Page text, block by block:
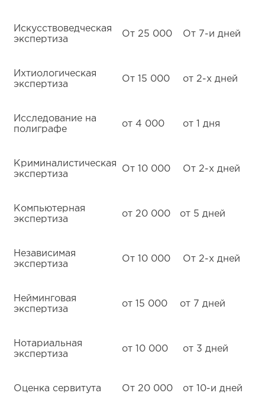
Искусствоведческая
экспертиза
От 25 000 От 7-и дней
Ихтиологическая
экспертиза
От 15 000 от 2-х дней
Исследование на
полиграфе
от 4 000 от 1 дня
Криминалистическая
экспертиза
От 10 000 От 2-х дней
Компьютерная
экспертиза
от 20 000 от 5 дней
Независимая
экспертиза
От 10 000 От 2-х дней
Нейминговая
экспертиза
от 15 000 от 7 дней
Нотариальная
экспертиза
от 10 000 от 3 дней
Оценка сервитута От 20 000 от 10-и дней